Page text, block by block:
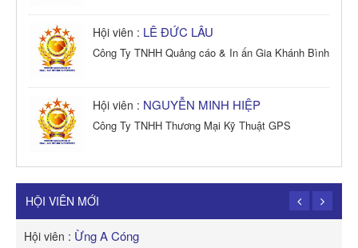
Hội viên : LÊ ĐỨC LÂU
Công Ty TNHH Quảng cáo & In ấn Gia Khánh Bình
Hội viên : NGUYỄN MINH HIỆP
Công Ty TNHH Thương Mại Kỹ Thuật GPS
Công Ty TNHH Dịch vụ Cuộc Sống Hạnh Phúc
HỘI VIÊN MỚI
Hội viên : Ừng A Cóng